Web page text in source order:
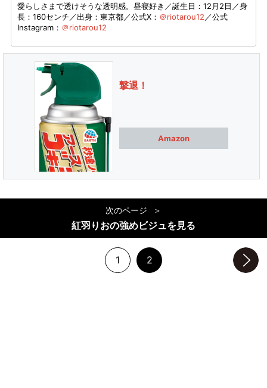
愛らしさまで透けそうな透明感。昼寝好き／誕生日：12月2日／身
長：160センチ／出身：東京都／公式X： ＠riotarou12 ／公式
Instagram： ＠riotarou12
撃退！
Amazon
次のページ
紅羽りおの強めビジュを見る
1 2